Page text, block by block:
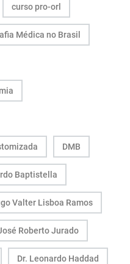
curso pro-orl
Médica no Brasil
DMB
Baptistella
Valter Lisboa Ramos
Roberto Jurado
Dr. Leonardo Haddad